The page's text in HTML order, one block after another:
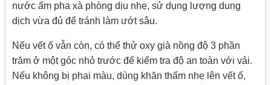
nước ấm pha xà phòng dịu nhẹ, sử dụng lượng dung
dịch vừa đủ để tránh làm ướt sâu.
Nếu vết ố vẫn còn, có thể thử oxy già nồng độ 3 phần
trăm ở một góc nhỏ trước để kiểm tra độ an toàn với vải.
Nếu không bị phai màu, dùng khăn thấm nhẹ lên vết ố,